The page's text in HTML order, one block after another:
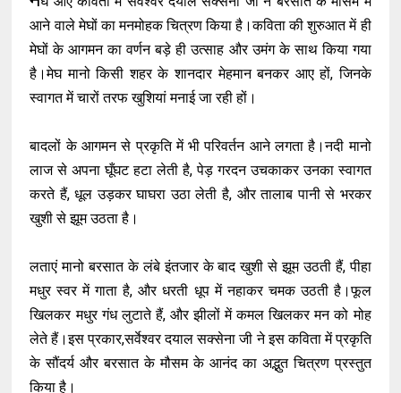
आने वाले मेघों का मनमोहक चित्रण किया है।कविता की शुरुआत में ही
मेघों के आगमन का वर्णन बड़े ही उत्साह और उमंग के साथ किया गया
है।मेघ मानो किसी शहर के शानदार मेहमान बनकर आए हों, जिनके
स्वागत में चारों तरफ खुशियां मनाई जा रही हों।
बादलों के आगमन से प्रकृति में भी परिवर्तन आने लगता है।नदी मानो
लाज से अपना घूँघट हटा लेती है, पेड़ गरदन उचकाकर उनका स्वागत
करते हैं, धूल उड़कर घाघरा उठा लेती है, और तालाब पानी से भरकर
खुशी से झूम उठता है।
लताएं मानो बरसात के लंबे इंतजार के बाद खुशी से झूम उठती हैं, पीहा
मधुर स्वर में गाता है, और धरती धूप में नहाकर चमक उठती है।फूल
खिलकर मधुर गंध लुटाते हैं, और झीलों में कमल खिलकर मन को मोह
लेते हैं।इस प्रकार,सर्वेश्वर दयाल सक्सेना जी ने इस कविता में प्रकृति
के सौंदर्य और बरसात के मौसम के आनंद का अद्भुत चित्रण प्रस्तुत
किया है।